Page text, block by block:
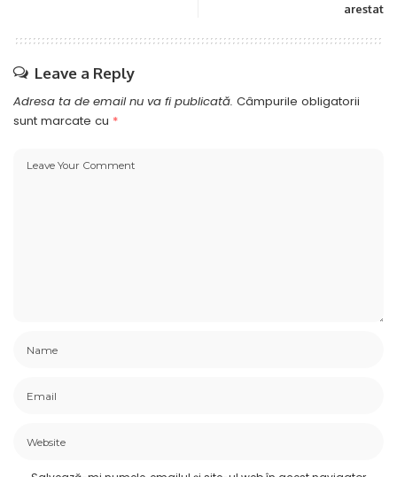
arestat
Leave a Reply
Adresa ta de email nu va fi publicată. Câmpurile obligatorii
sunt marcate cu *